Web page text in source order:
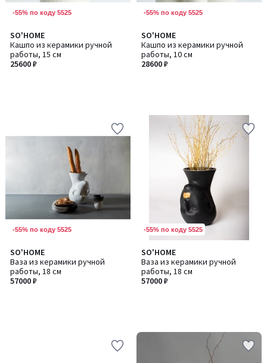
-55% по коду 5525
SO'HOME
Кашпо из керамики ручной
работы, 15 см
25600 ₽
-55% по коду 5525
SO'HOME
Кашпо из керамики ручной
работы, 10 см
28600 ₽
-55% по коду 5525
SO'HOME
Ваза из керамики ручной
работы, 18 см
57000 ₽
-55% по коду 5525
SO'HOME
Ваза из керамики ручной
работы, 18 см
57000 ₽